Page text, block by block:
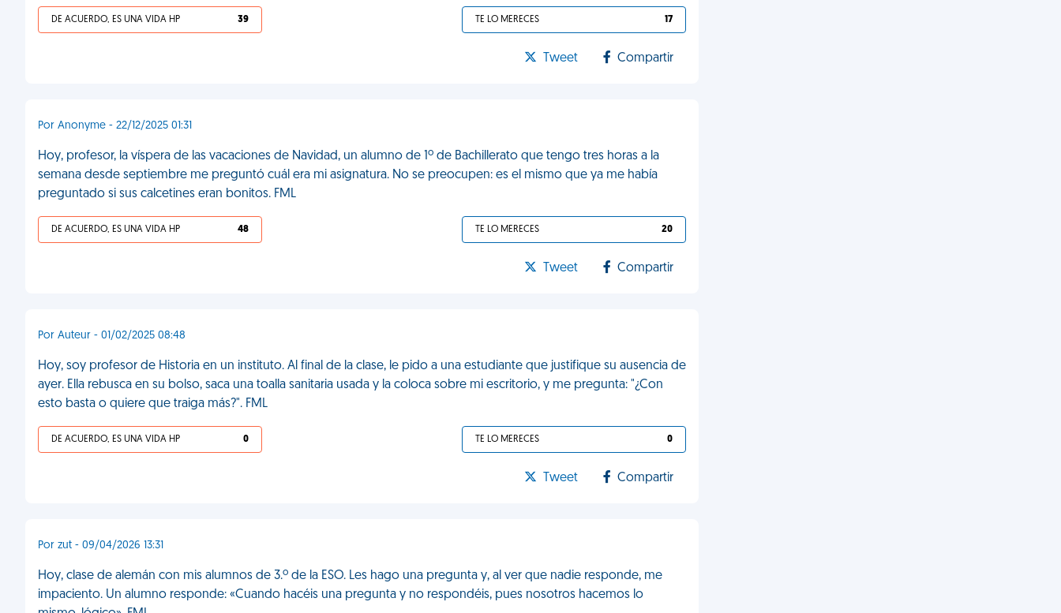
DE ACUERDO, ES UNA VIDA HP 39 TE LO MERECES 17
Tweet Compartir
Por Anonyme - 22/12/2025 01:31
Hoy, profesor, la víspera de las vacaciones de Navidad, un alumno de 1º de Bachillerato que tengo tres horas a la
semana desde septiembre me preguntó cuál era mi asignatura. No se preocupen: es el mismo que ya me había
preguntado si sus calcetines eran bonitos. FML
DE ACUERDO, ES UNA VIDA HP 48 TE LO MERECES 20
Tweet Compartir
Por Auteur - 01/02/2025 08:48
Hoy, soy profesor de Historia en un instituto. Al final de la clase, le pido a una estudiante que justifique su ausencia de
ayer. Ella rebusca en su bolso, saca una toalla sanitaria usada y la coloca sobre mi escritorio, y me pregunta: "¿Con
esto basta o quiere que traiga más?". FML
DE ACUERDO, ES UNA VIDA HP 0 TE LO MERECES 0
Tweet Compartir
Por zut - 09/04/2026 13:31
Hoy, clase de alemán con mis alumnos de 3.º de la ESO. Les hago una pregunta y, al ver que nadie responde, me
impaciento. Un alumno responde: «Cuando hacéis una pregunta y no respondéis, pues nosotros hacemos lo